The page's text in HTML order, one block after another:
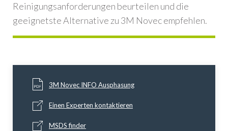
Reinigungsanforderungen beurteilen und die
geeignetste Alternative zu 3M Novec empfehlen.
3M Novec INFO Ausphasung
Einen Experten kontaktieren
MSDS finder